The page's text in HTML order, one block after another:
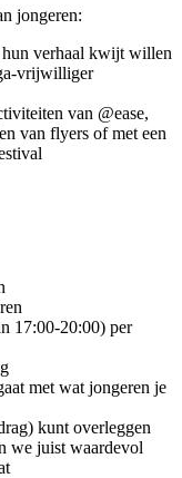
jongeren:
hun verhaal kwijt willen
vrijwilliger
van @ease,
van flyers of met een
17:00-20:00) per
met wat jongeren je
kunt overleggen
we juist waardevol